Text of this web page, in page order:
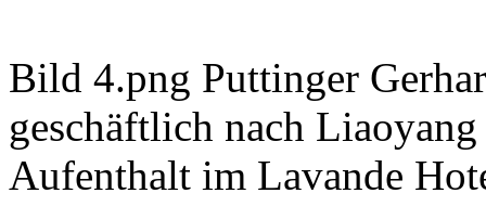
Bild 4.png Puttinger
geschäftlich nach
Aufenthalt im Lavande